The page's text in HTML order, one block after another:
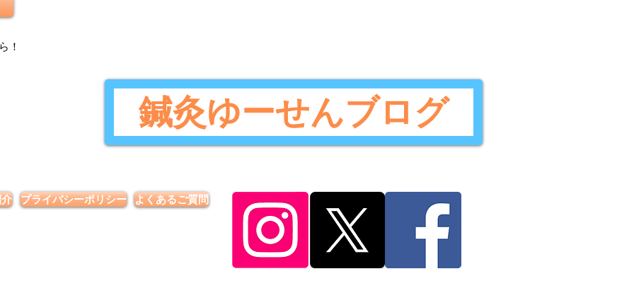
！
鍼灸ゆーせんブログ
プライバシーポリシー よくあるご質問